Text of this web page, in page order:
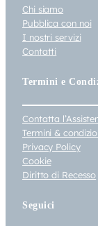
Chi siamo
Pubblica con noi
I nostri servizi
Contatti
Termini e
Contatta
Termini &
Privacy Policy
Cookie
Diritto di Recesso
Seguici